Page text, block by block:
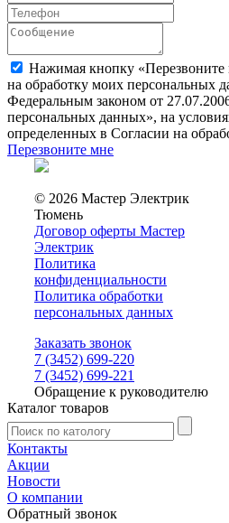
Нажимая кнопку «Перезвоните
на обработку моих персональных
Федеральным законом от
персональных данных», на
определенных в Согласии на
Перезвоните мне
© 2026 Мастер Электрик
Тюмень
Договор оферты Мастер
Электрик
Политика
конфиденциальности
Политика обработки
персональных данных
Заказать звонок
7 (3452) 699-220
7 (3452) 699-221
Обращение к руководителю
Каталог товаров
Контакты
Акции
Новости
О компании
Обратный звонок